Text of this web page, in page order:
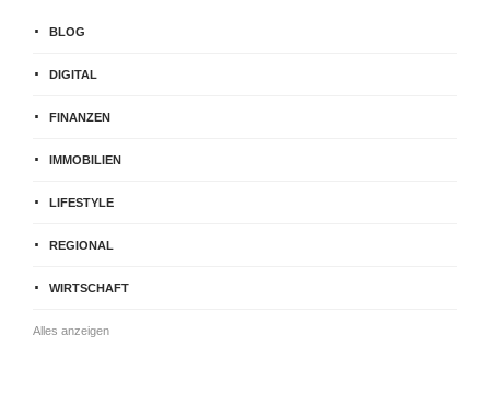
BLOG
DIGITAL
FINANZEN
IMMOBILIEN
LIFESTYLE
REGIONAL
WIRTSCHAFT
Alles anzeigen